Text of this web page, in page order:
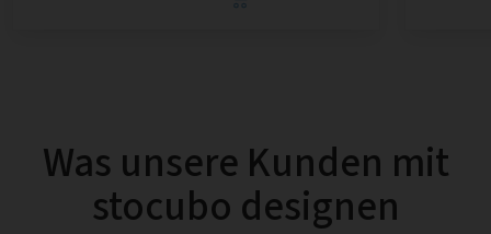
Was unsere Kunden mit
stocubo designen